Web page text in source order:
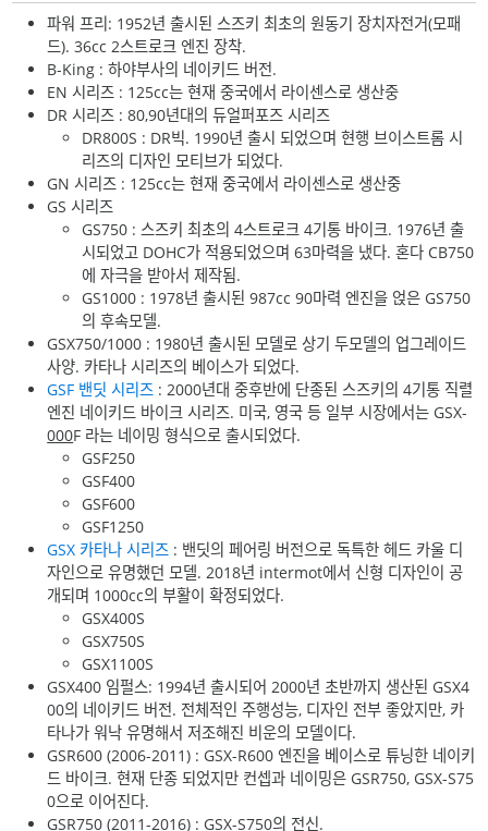
파워 프리: 1952년 출시된 스즈키 최초의 원동기 장치자전거(모패
드). 36cc 2스트로크 엔진 장착.
B-King : 하야부사의 네이키드 버전.
EN 시리즈 : 125cc는 현재 중국에서 라이센스로 생산중
DR 시리즈 : 80,90년대의 듀얼퍼포즈 시리즈
DR800S : DR빅. 1990년 출시 되었으며 현행 브이스트롬 시
리즈의 디자인 모티브가 되었다.
GN 시리즈 : 125cc는 현재 중국에서 라이센스로 생산중
GS 시리즈
GS750 : 스즈키 최초의 4스트로크 4기통 바이크. 1976년 출
시되었고 DOHC가 적용되었으며 63마력을 냈다. 혼다 CB750
에 자극을 받아서 제작됨.
GS1000 : 1978년 출시된 987cc 90마력 엔진을 얹은 GS750
의 후속모델.
GSX750/1000 : 1980년 출시된 모델로 상기 두모델의 업그레이드
사양. 카타나 시리즈의 베이스가 되었다.
GSF 밴딧 시리즈 : 2000년대 중후반에 단종된 스즈키의 4기통 직렬
엔진 네이키드 바이크 시리즈. 미국, 영국 등 일부 시장에서는 GSX-
000F 라는 네이밍 형식으로 출시되었다.
GSF250
GSF400
GSF600
GSF1250
GSX 카타나 시리즈 : 밴딧의 페어링 버전으로 독특한 헤드 카울 디
자인으로 유명했던 모델. 2018년 intermot에서 신형 디자인이 공
개되며 1000cc의 부활이 확정되었다.
GSX400S
GSX750S
GSX1100S
GSX400 임펄스: 1994년 출시되어 2000년 초반까지 생산된 GSX4
00의 네이키드 버전. 전체적인 주행성능, 디자인 전부 좋았지만, 카
타나가 워낙 유명해서 저조해진 비운의 모델이다.
GSR600 (2006-2011) : GSX-R600 엔진을 베이스로 튜닝한 네이키
드 바이크. 현재 단종 되었지만 컨셉과 네이밍은 GSR750, GSX-S75
0으로 이어진다.
GSR750 (2011-2016) : GSX-S750의 전신.